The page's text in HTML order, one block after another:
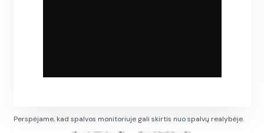
Perspėjame, kad spalvos monitoriuje gali skirtis nuo spalvų realybėje.